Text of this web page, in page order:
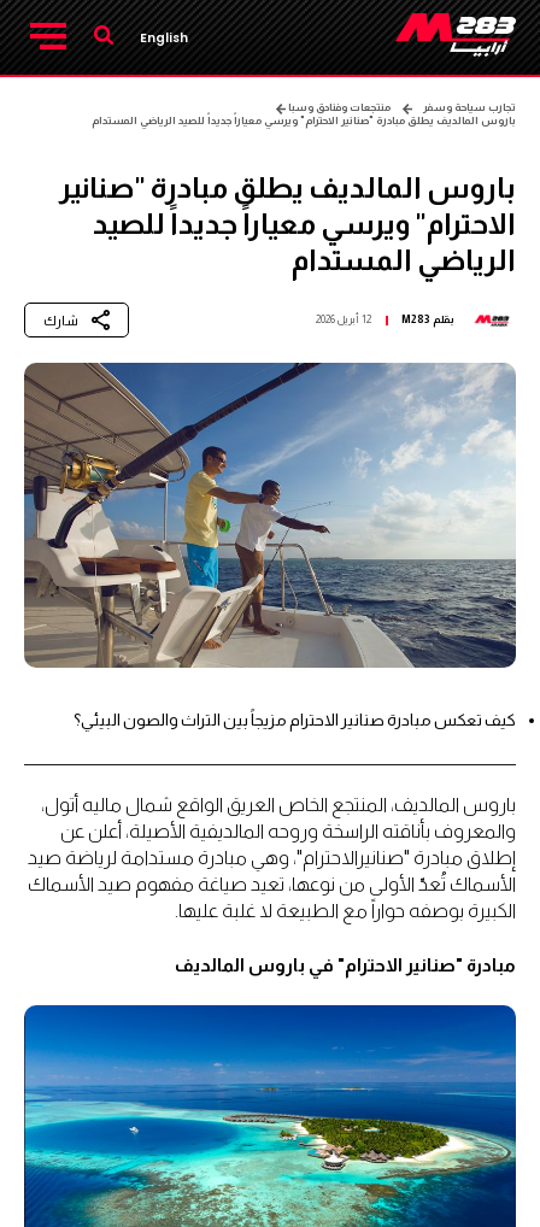
English
تجارب سياحة وسفر
منتجعات وفنادق وسبا
باروس المالديف يطلق مبادرة "صنانير الاحترام" ويرسي معياراً جديداً للصيد الرياضي المستدام
باروس المالديف يطلق مبادرة "صنانير
الاحترام" ويرسي معياراً جديداً للصيد
الرياضي المستدام
بقلم M283 12 أبريل 2026 شارك
كيف تعكس مبادرة صنانير الاحترام مزيجاً بين التراث والصون البيئي؟
باروس المالديف، المنتجع الخاص العريق الواقع شمال ماليه أتول،
والمعروف بأناقته الراسخة وروحه المالديفية الأصيلة، أعلن عن
إطلاق مبادرة "صنانيرالاحترام"، وهي مبادرة مستدامة لرياضة صيد
الأسماك تُعدّ الأولى من نوعها، تعيد صياغة مفهوم صيد الأسماك
الكبيرة بوصفه حواراً مع الطبيعة لا غلبة عليها.
مبادرة "صنانير الاحترام" في باروس المالديف